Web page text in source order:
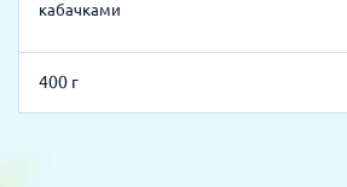
кабачками
400 г